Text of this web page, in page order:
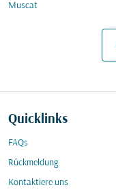
Muscat
Quicklinks
FAQs
Rückmeldung
Kontaktiere uns